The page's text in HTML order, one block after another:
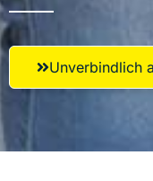
Unverbindlich